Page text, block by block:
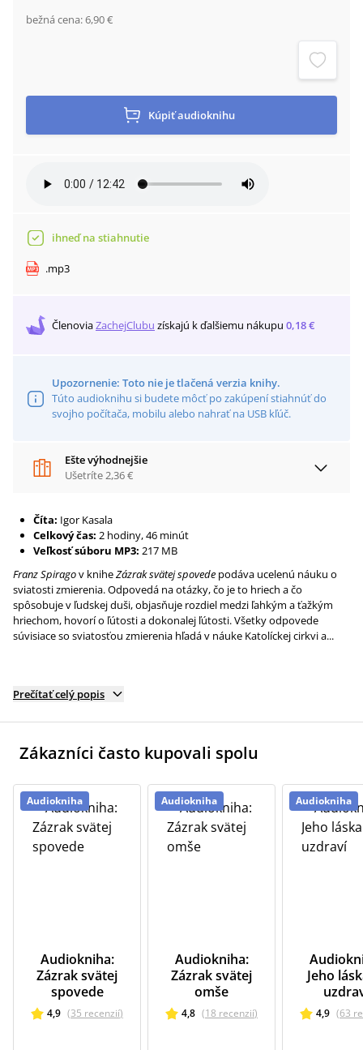
bežná cena:6,90 €
Kúpiťaudioknihu
ihneď na stiahnutie
.mp3
ČlenoviaZachejClubu získajú k ďalšiemu nákupu 0,18 €
Upozornenie: Toto nie je tlačená verzia knihy.
Túto audioknihu si budete môcť po zakúpení stiahnúť do
svojho počítača, mobilu alebo nahrať na USB kľúč.
Ešte výhodnejšie
Ušetríte2,36 €
Číta: Igor Kasala
Celkový čas: 2 hodiny, 46 minút
Veľkosť súboru MP3: 217 MB
Franz Spiragov kniheZázrak svätej spovede podáva ucelenú náuku o
sviatosti zmierenia. Odpovedá na otázky, čo je to hriech a čo
spôsobuje v ľudskej duši, objasňuje rozdiel medzi ľahkým a ťažkým
hriechom, hovorí o ľútosti a dokonalej ľútosti. Všetky odpovede
súvisiace so sviatosťou zmierenia hľadá v náuke Katolíckej cirkvi a...
Prečítať celý popis
Zákazníci často kupovali spolu
Audiokniha
Audiokniha:
Zázrak svätej
spovede
4,9 (35 recenzií)
Audiokniha
Audiokniha:
Zázrak svätej
omše
4,8 (18 recenzií)
Audiokniha
Jeho
4,9 (63